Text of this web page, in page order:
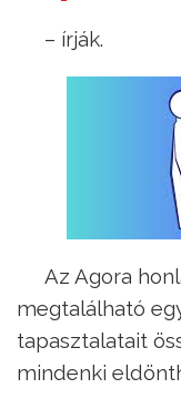
– írják.
Az Agora
megtalálható
tapasztalatait
mindenki